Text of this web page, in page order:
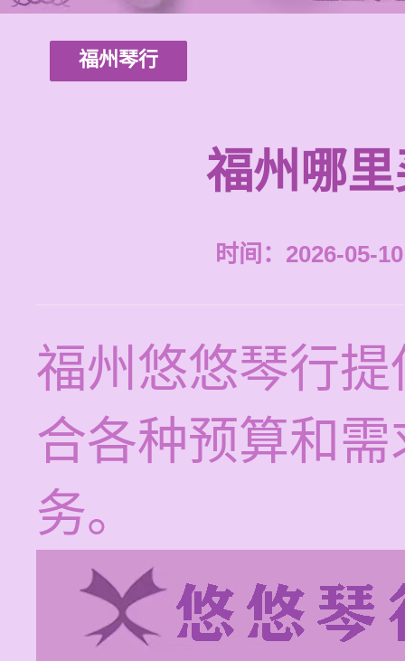
福州琴行
福州哪
时间：2026-05-
福州悠悠琴行
合各种预算和
务。